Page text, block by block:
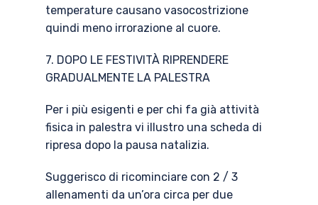
temperature causano vasocostrizione
quindi meno irrorazione al cuore.
7. DOPO LE FESTIVITÀ RIPRENDERE
GRADUALMENTE LA PALESTRA
Per i più esigenti e per chi fa già attività
fisica in palestra vi illustro una scheda di
ripresa dopo la pausa natalizia.
Suggerisco di ricominciare con 2 / 3
allenamenti da un’ora circa per due